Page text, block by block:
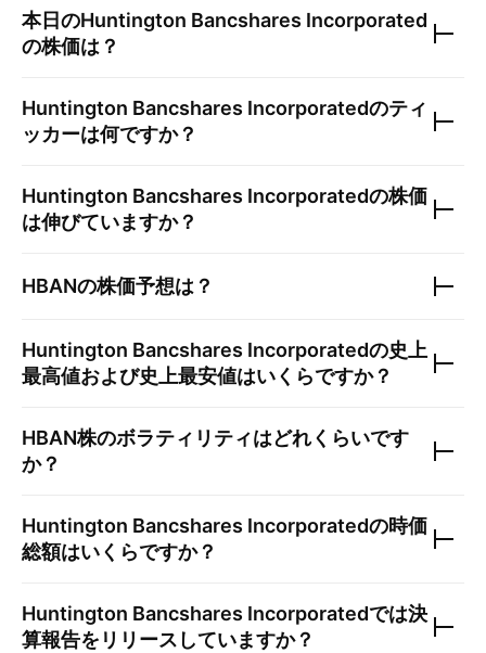
本日のHuntington Bancshares Incorporated
の株価は？
Huntington Bancshares Incorporatedのティ
ッカーは何ですか？
Huntington Bancshares Incorporatedの株価
は伸びていますか？
HBANの株価予想は？
Huntington Bancshares Incorporatedの史上
最高値および史上最安値はいくらですか？
HBAN株のボラティリティはどれくらいです
か？
Huntington Bancshares Incorporatedの時価
総額はいくらですか？
Huntington Bancshares Incorporatedでは決
算報告をリリースしていますか？